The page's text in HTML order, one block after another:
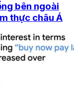
bên ngoài
thực châu Á